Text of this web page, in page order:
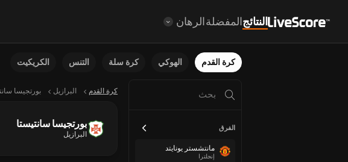
النتائجالمفضلةالرهان
كرة القدم الهوكي كرة سلة التنس الكريكيت
الفرق
مانتشستر يونايتد
إنجلترا
كرة القدم البرازيل بورتجيسا
بورتجيسا سانتيستا
البرازيل